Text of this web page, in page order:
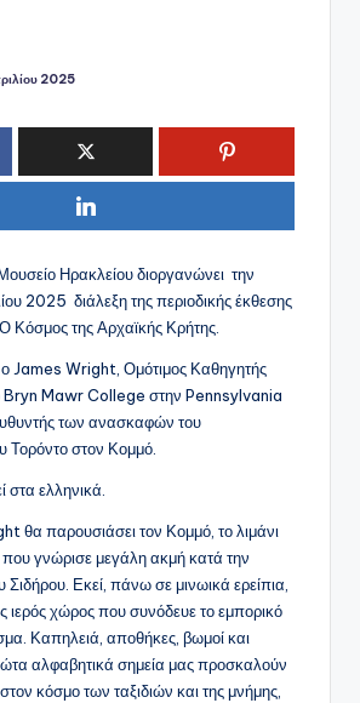
2025
Ηρακλείου διοργανώνει την
2025 διάλεξη της περιοδικής έκθεσης
της Αρχαϊκής Κρήτης.
ο James Wright, Ομότιμος Καθηγητής
Bryn Mawr College στην Pennsylvania
των ανασκαφών του
Τορόντο στον Κομμό.
στα ελληνικά.
θα παρουσιάσει τον Κομμό, το λιμάνι
που γνώρισε μεγάλη ακμή κατά την
Εκεί, πάνω σε μινωικά ερείπια,
ιερός χώρος που συνόδευε το εμπορικό
Καπηλειά, αποθήκες, βωμοί και
αλφαβητικά σημεία μας προσκαλούν
κόσμο των ταξιδιών και της μνήμης,